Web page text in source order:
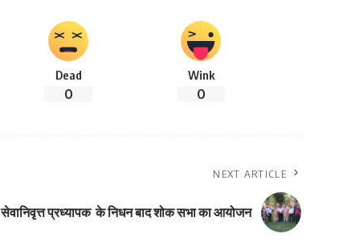
Dead
0
Wink
0
NEXT ARTICLE
सेवानिवृत्त प्रध्यापक के निधन बाद शोक सभा का आयोजन